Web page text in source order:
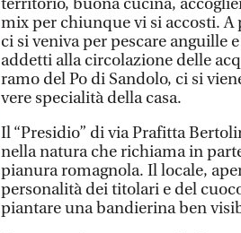
territorio, buona cucina,
mix per chiunque vi si accosti. A
ci si veniva per pescare anguille
addetti alla circolazione delle
ramo del Po di Sandolo, ci si
vere specialità della casa.
Il “Presidio” di via Prafitta
nella natura che richiama in
pianura romagnola. Il locale,
personalità dei titolari e del
piantare una bandierina ben